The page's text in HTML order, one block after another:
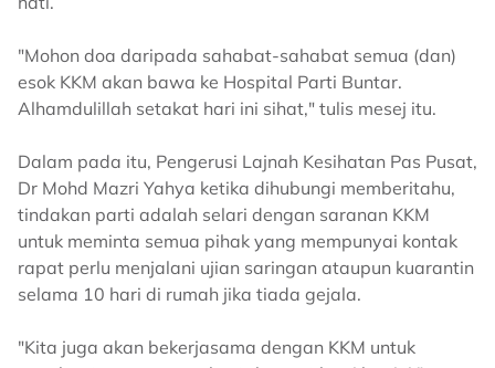
"Mohon doa daripada sahabat-sahabat semua (dan)
esok KKM akan bawa ke Hospital Parti Buntar.
Alhamdulillah setakat hari ini sihat," tulis mesej itu.
Dalam pada itu, Pengerusi Lajnah Kesihatan Pas Pusat,
Dr Mohd Mazri Yahya ketika dihubungi memberitahu,
tindakan parti adalah selari dengan saranan KKM
untuk meminta semua pihak yang mempunyai kontak
rapat perlu menjalani ujian saringan ataupun kuarantin
selama 10 hari di rumah jika tiada gejala.
"Kita juga akan bekerjasama dengan KKM untuk